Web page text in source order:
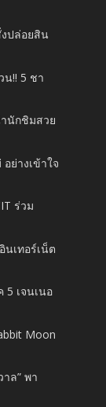
งปล่อยสิน
น!! 5 ชา
นักชิมสวย
ย่างเข้าใจ
ร่วม
เทอร์เน็ต
5 เจนเนอ
Moon
ล” พา